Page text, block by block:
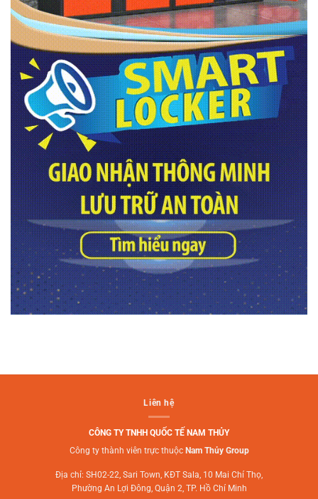
Liên hệ
CÔNG TY TNHH QUỐC TẾ NAM THỦY
Công ty thành viên trực thuộc Nam Thủy Group
Địa chỉ: SH02-22, Sari Town, KĐT Sala, 10 Mai Chí Thọ,
Phường An Lợi Đông, Quận 2, TP. Hồ Chí Minh